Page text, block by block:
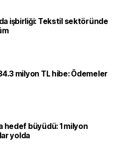
işbirliği: Tekstil sektöründe
milyon TL hibe: Ödemeler
büyüdü: 1 milyon
yolda